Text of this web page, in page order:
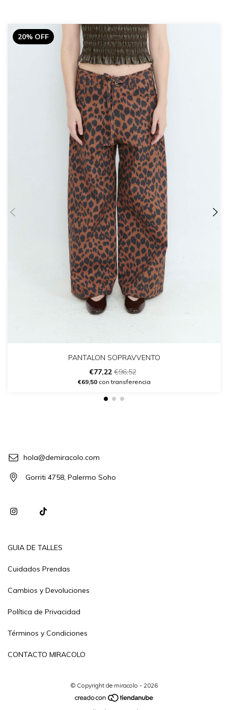
20% OFF
PANTALON SOPRAVVENTO
€77,22€96,52
€69,50con transferencia
hola@demiracolo.com
Gorriti 4758, Palermo Soho
GUIA DE TALLES
Cuidados Prendas
Cambios y Devoluciones
Política de Privacidad
Términos y Condiciones
CONTACTO MIRACOLO
© Copyright de miracolo - 2026